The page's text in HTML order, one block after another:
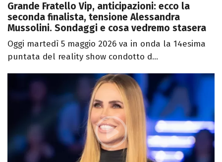
Grande Fratello Vip, anticipazioni: ecco la
seconda finalista, tensione Alessandra
Mussolini. Sondaggi e cosa vedremo stasera
Oggi martedì 5 maggio 2026 va in onda la 14esima
puntata del reality show condotto d...